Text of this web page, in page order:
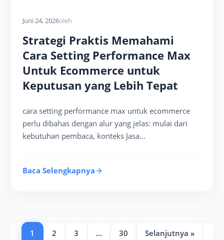
Juni 24, 2026oleh
Strategi Praktis Memahami
Cara Setting Performance Max
Untuk Ecommerce untuk
Keputusan yang Lebih Tepat
cara setting performance max untuk ecommerce
perlu dibahas dengan alur yang jelas: mulai dari
kebutuhan pembaca, konteks Jasa...
Baca Selengkapnya
1 2 3 … 30 Selanjutnya »